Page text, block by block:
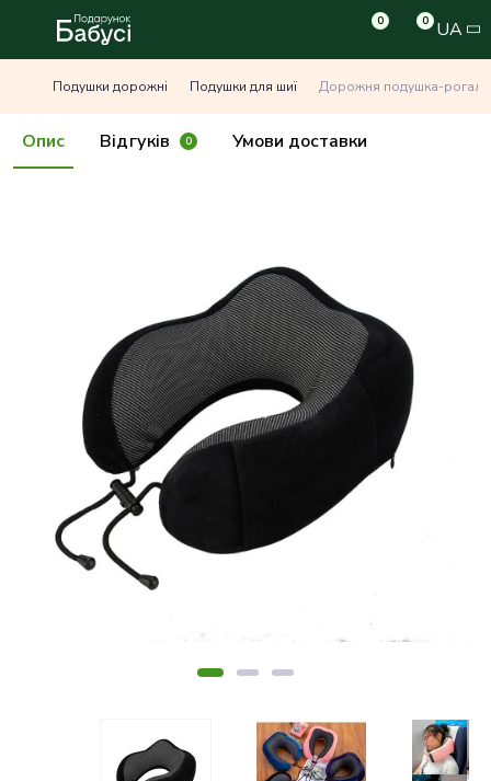
0 0 UA
Подушки дорожні Подушки для шиї Дорожня подушка-
Опис Відгуків 0 Умови доставки